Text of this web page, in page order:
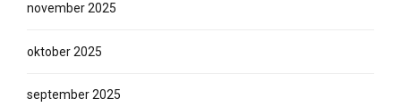
november 2025
oktober 2025
september 2025